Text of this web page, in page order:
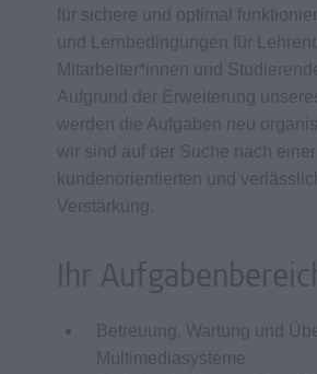
für sichere und optimal
und Lernbedingungen für
Mitarbeiter*innen und
Aufgrund der Erweiterung
werden die Aufgaben neu
wir sind auf der Suche nach einer
kundenorientierten und
Verstärkung.
Ihr
Betreuung, Wartung und
Multimediasysteme